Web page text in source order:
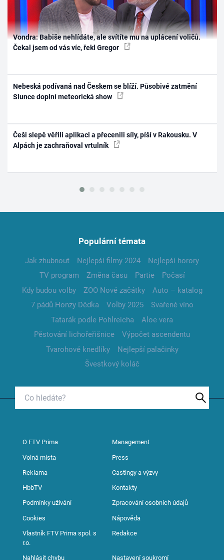
Vondra: Babiše nehlídáte, ale svítíte mu na uplácení voličů.
Čekal jsem od vás víc, řekl Gregor
Nebeská podívaná nad Českem se blíží. Působivé zatmění
Slunce doplní meteorická show
Češi slepě věřili aplikaci a přecenili síly, píší v Rakousku. V
Alpách je zachraňoval vrtulník
Populární témata
Jak zhubnout Nejlepší filmy 2024
Nejlepší horory
TV program
Změna času Partie
Počasí
Kdy budou volby
ZOO Nové začátky
Auto – katalog
7 pádů Honzy Dědka
Volby 2025
Svařené víno
Tatarák podle Pohlreicha
Aloe vera
Pěstování lichořeřišnice
Výpočet ascendentu
Tvarohové knedlíky
Nejlepší palačinky
Švestkový koláč
O FTV Prima Management
Volná místa Press
Reklama Castingy a výzvy
HbbTV Kontakty
Podmínky užívání Zpracování osobních údajů
Cookies Nápověda
Vlastník FTV Prima spol. s
r.o.
Redakce
Nahlásit chybu Nastavení soukromí